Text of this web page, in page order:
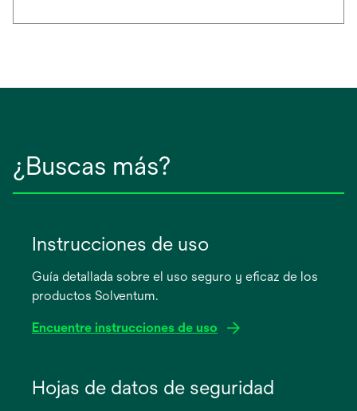
¿Buscas más?
Instrucciones de uso
Guía detallada sobre el uso seguro y eficaz de los
productos Solventum.
Encuentre instrucciones de uso
abreHojas de datos de seguridad